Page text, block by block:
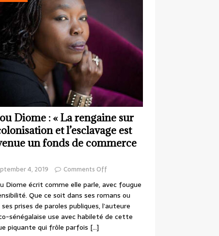
Diome : « La rengaine sur
et l’esclavage est
un fonds de commerce
4, 2019 Comments Off
Diome écrit comme elle parle, avec fougue
Que ce soit dans ses romans ou
prises de paroles publiques, l’auteure
sénégalaise use avec habileté de cette
piquante qui frôle parfois […]